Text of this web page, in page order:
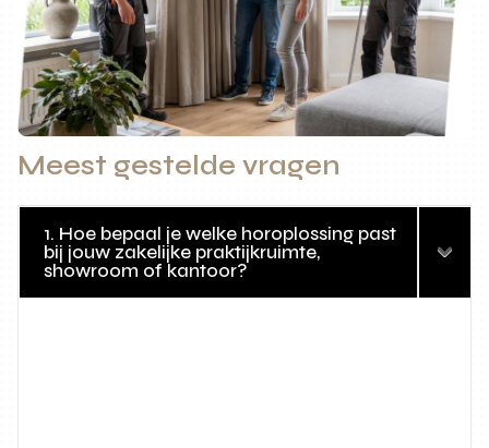
Meest gestelde vragen
1. Hoe bepaal je welke horoplossing past
bij jouw zakelijke praktijkruimte,
showroom of kantoor?